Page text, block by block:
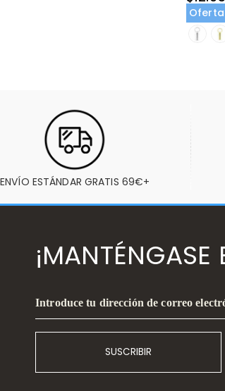
ENVÍO ESTÁNDAR GRATIS 69€+
Introduce tu dirección de correo
SUSCRIBIR